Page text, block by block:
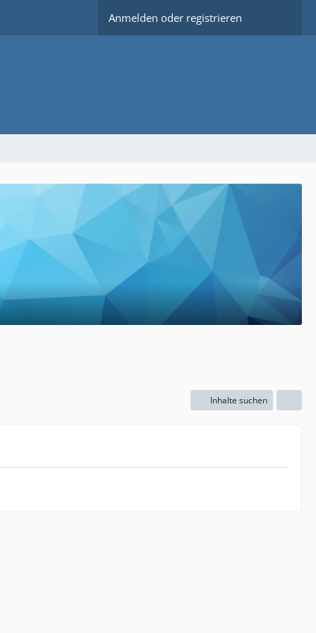
Anmelden oder registrieren
Inhalte suchen